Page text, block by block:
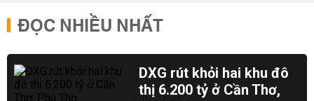
ĐỌC NHIỀU NHẤT
DXG rút khỏi hai khu đô
thị 6.200 tỷ ở Cần Thơ,